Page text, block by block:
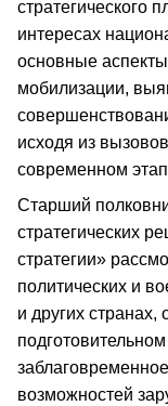
стратегического
интересах
основные аспекты
мобилизации,
исходя из
современном
Старший
стратегических
стратегии»
политических и
и других
возможностей